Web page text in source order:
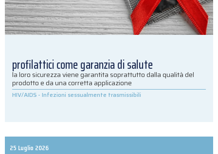
profilattici come garanzia di salute
la loro sicurezza viene garantita soprattutto dalla qualità del
prodotto e da una corretta applicazione
HIV/AIDS - Infezioni sessualmente trasmissibili
25 Luglio 2026